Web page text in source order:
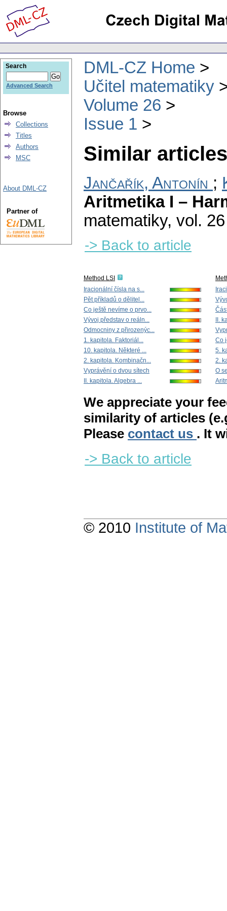
DML-CZ Home
Učitel matematiky
Volume 26
Issue 1
Similar
Jančařík, Antonín ;
Aritmetika I –
matematiky, vol.
-> Back to article
Method LSI
Iracionální čísla na s...
Pět příkladů o dělitel...
Co ještě nevíme o prvo...
Vývoj představ o reáln...
Odmocniny z přirozenýc...
1. kapitola. Faktoriál...
10. kapitola. Některé ...
2. kapitola. Kombinačn...
Vyprávění o dvou sítech
II. kapitola. Algebra ...
II.
Co
5.
2.
O
We appreciate your
similarity of articles
Please contact us . It
-> Back to article
Search
Advanced Search
Browse
Collections
Titles
Authors
MSC
About DML-CZ
Partner of
© 2010 Institute of